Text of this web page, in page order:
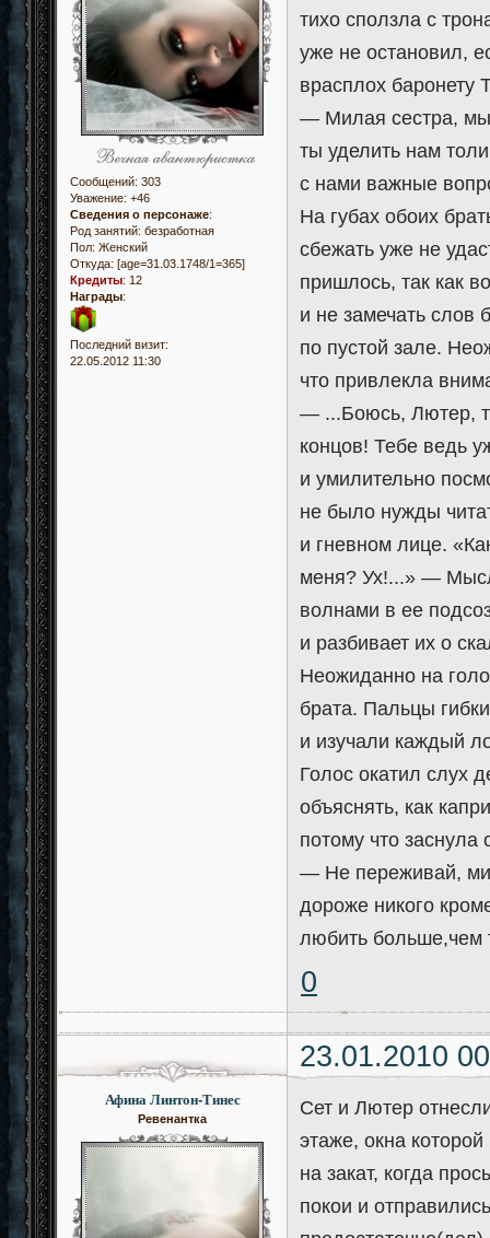
Сообщений: 303
Уважение: +46
Сведения о персонаже:
Род занятий: безработная
Пол: Женский
Откуда: [age=31.03.1748/1=365]
Кредиты: 12
Награды:
Последний визит:
22.05.2012 11:30
тихо сползла с
уже не остановил,
врасплох баронету
— Милая сестра, мы
ты уделить нам
с нами важные
На губах обоих
сбежать уже не
пришлось, так как
и не замечать слов
по пустой зале.
что привлекла
— ...Боюсь, Лютер,
концов! Тебе ведь
и умилительно
не было нужды
и гневном лице.
меня? Ух!...» —
волнами в ее
и разбивает их о
Неожиданно на
брата. Пальцы
и изучали каждый
Голос окатил слух
объяснять, как
потому что заснула
— Не переживай,
дороже никого
любить больше,чем
0
23.01.2010
Афина Линтон-Тинес
Ревенантка
Сет и Лютер
этаже, окна
на закат, когда
покои и